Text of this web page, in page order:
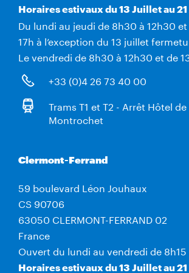
Horaires estivaux du 13 Juillet au
Du lundi au jeudi de 8h30 à 12h30
17h à l’exception du 13 juillet
Le vendredi de 8h30 à 12h30 et de
+33 (0)4 26 73 40 00
Trams T1 et T2 - Arrêt Hôtel
Montrochet
Clermont-Ferrand
59 boulevard Léon Jouhaux
CS 90706
63050 CLERMONT-FERRAND 02
France
Ouvert du lundi au vendredi de 8h15
Horaires estivaux du 13 Juillet au